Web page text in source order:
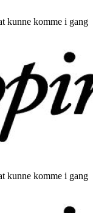
kunne komme i gang
kunne komme i gang